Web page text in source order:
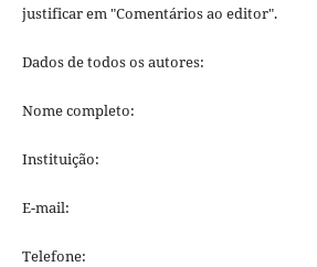
justificar em "Comentários ao editor".
Dados de todos os autores:
Nome completo:
Instituição:
E-mail:
Telefone: